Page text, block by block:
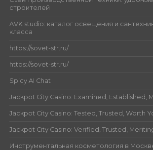
строителей
AVK studio: каталог освещения и
класса
https://sovet-str.ru/
https://sovet-str.ru/
Spicy AI Chat
Jackpot City Casino: Examined, Established,
Jackpot City Casino: Tested, Trusted, Worth
Jackpot City Casino: Verified, Trusted,
Инструментальная косметология в